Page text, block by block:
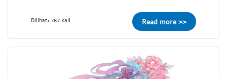
Dilihat: 767 kali Read more >>